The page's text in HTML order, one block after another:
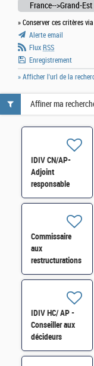
France-->Grand-Est
» Conserver ces critères
Alerte email
Flux RSS
Enregistrement
» Afficher l'url de la
IDIV CN/AP-
Adjoint
responsable
division
Humaines -
Formation
H/F
Commissaire
aux
restructurations
et à la
difficultés des
entreprises (54-
55-57-88)
IDIV HC/ AP -
Conseiller aux
décideurs
locaux –
Affiner ma